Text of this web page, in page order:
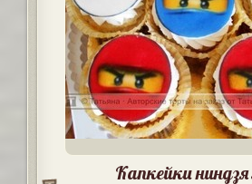
Капкейки ниндзя